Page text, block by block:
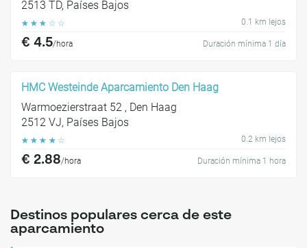
2513 TD, Países Bajos
☆ ☆ ☆ ☆ ☆ 0.1 km lejos
€ 4.5/hora Duración mínima 1 día
HMC Westeinde Aparcamiento Den Haag
Warmoezierstraat 52 , Den Haag
2512 VJ, Países Bajos
☆ ☆ ☆ ☆ ☆ 0.2 km lejos
€ 2.88/hora Duración mínima 1 hora
Destinos populares cerca de este
aparcamiento